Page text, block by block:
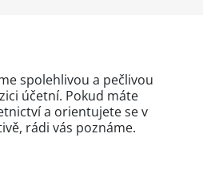
spolehlivou a pečlivou
účetní. Pokud máte
a orientujete se v
rádi vás poznáme.